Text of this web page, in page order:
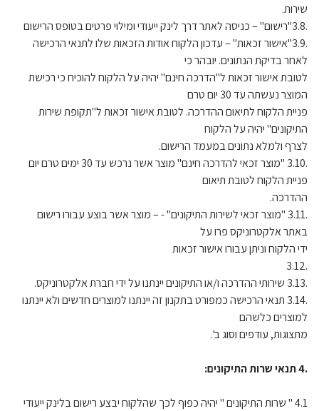
שירות.
.3.8"רישום" – כניסה לאתר דרך לינק ייעודי ומילוי פרטים בטופס הרישום
.3.9"אישור זכאות" – עדכון הלקוח אודות הזכאות שלו לתנאי הרכישה
לאחר בדיקת הנתונים. יובהר כי
לטובת אישור זכאות ל"הדרכה חינם" יהיה על הלקוח להוכיח כי רכישת
המוצר נעשתה עד 30 יום טרם
פניית הלקוח לתיאום ההדרכה. לטובת אישור זכאות ל"תקופת שירות
התיקונים" יהיה על הלקוח
לצרף ולמלא נתונים במעמד הרישום.
.3.10 "מוצר זכאי להדרכה חינם" מוצר אשר נרכש עד 30 ימים טרם יום
פניית הלקוח לטובת תיאום
ההדרכה.
.3.11 "מוצר זכאי לשירות התיקונים" - – מוצר אשר בוצע עבורו רישום
באתר אלקטרוניקס פרו על
ידי הלקוח וניתן עבורו אישור זכאות
.3.12
.3.13 שירותי ההדרכה ו/או התיקונים יינתנו על ידי חברת אלקטרוניקס.
.3.14 תנאי הרכישה כמפורט בתקנון זה יינתנו למוצרים חדשים ולא יינתנו
למוצרים כלשהם
מתצוגות, עודפים וסוג ב'.
.4 תנאי שרות התיקונים:
4.1 " שרות התיקונים " יהיה כפוף לכך שהלקוח יבצע רישום בלינק ייעודי